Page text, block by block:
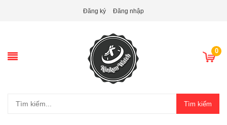
Đăng ký Đăng nhập
0
Tìm kiếm